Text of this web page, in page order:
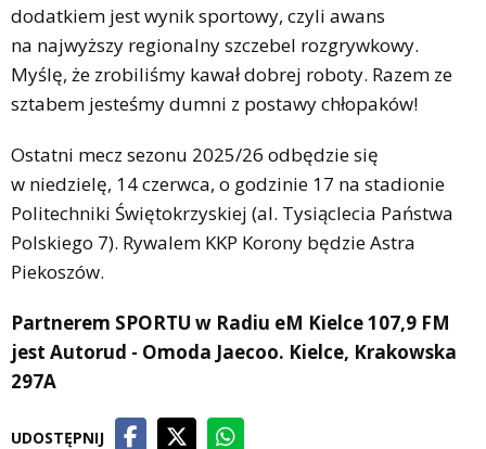
dodatkiem jest wynik sportowy, czyli awans
na najwyższy regionalny szczebel rozgrywkowy.
Myślę, że zrobiliśmy kawał dobrej roboty. Razem ze
sztabem jesteśmy dumni z postawy chłopaków!
Ostatni mecz sezonu 2025/26 odbędzie się
w niedzielę, 14 czerwca, o godzinie 17 na stadionie
Politechniki Świętokrzyskiej (al. Tysiąclecia Państwa
Polskiego 7). Rywalem KKP Korony będzie Astra
Piekoszów.
Partnerem SPORTU w Radiu eM Kielce 107,9 FM
jest Autorud - Omoda Jaecoo. Kielce, Krakowska
297A
UDOSTĘPNIJ